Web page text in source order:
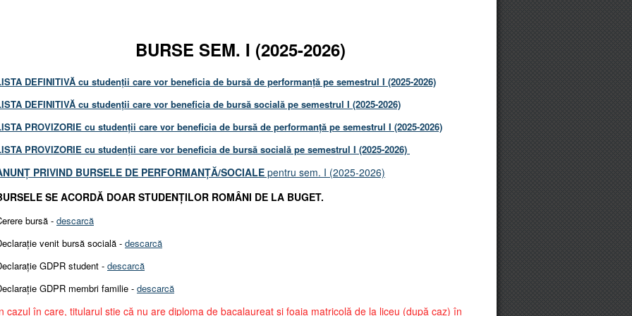
BURSE SEM. I (2025-2026)
DEFINITIVĂ cu studenții care vor beneficia de bursă de performanță pe semestrul I (2025-2026)
DEFINITIVĂ cu studenții care vor beneficia de bursă socială pe semestrul I (2025-2026)
PROVIZORIE cu studenții care vor beneficia de bursă de performanță pe semestrul I (2025-2026)
PROVIZORIE cu studenții care vor beneficia de bursă socială pe semestrul I (2025-2026)
PRIVIND BURSELE DE PERFORMANȚĂ/SOCIALE pentru sem. I (2025-2026)
SE ACORDĂ DOAR STUDENȚILOR ROMÂNI DE LA BUGET.
bursă - descarcă
venit bursă socială - descarcă
GDPR student - descarcă
GDPR membri familie - descarcă
cazul în care, titularul știe că nu are diploma de bacalaureat și foaia matricolă de la liceu (după caz) în